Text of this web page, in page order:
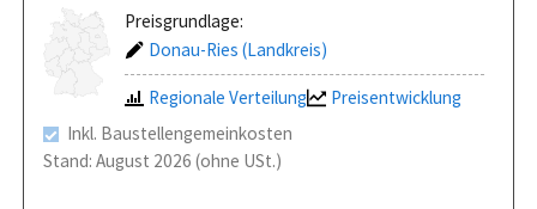
Preisgrundlage:
Donau-Ries (Landkreis)
Regionale Verteilung
Preisentwicklung
Inkl. Baustellengemeinkosten
Stand: August 2026 (ohne USt.)